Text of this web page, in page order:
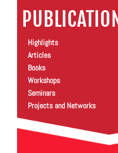
Highlights
Articles
Books
Workshops
Seminars
Projects and Networks